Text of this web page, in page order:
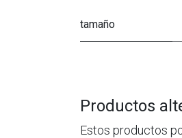
tamaño
Productos
Estos productos